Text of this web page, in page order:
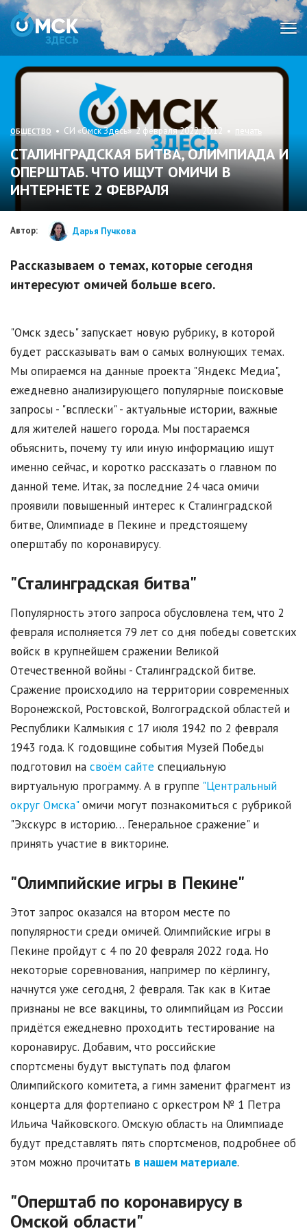
ОБЩЕСТВО • СИ «Омск Здесь» 2 февраля 2022, 20:12 • печать
СТАЛИНГРАДСКАЯ БИТВА, ОЛИМПИАДА И
ОПЕРШТАБ. ЧТО ИЩУТ ОМИЧИ В
ИНТЕРНЕТЕ 2 ФЕВРАЛЯ
Автор: Дарья Пучкова
Рассказываем о темах, которые сегодня
интересуют омичей больше всего.
"Омск здесь" запускает новую рубрику, в которой
будет рассказывать вам о самых волнующих темах.
Мы опираемся на данные проекта "Яндекс Медиа",
ежедневно анализирующего популярные поисковые
запросы - "всплески" - актуальные истории, важные
для жителей нашего города. Мы постараемся
объяснить, почему ту или иную информацию ищут
именно сейчас, и коротко рассказать о главном по
данной теме. Итак, за последние 24 часа омичи
проявили повышенный интерес к Сталинградской
битве, Олимпиаде в Пекине и предстоящему
оперштабу по коронавирусу.
"Сталинградская битва"
Популярность этого запроса обусловлена тем, что 2
февраля исполняется 79 лет со дня победы советских
войск в крупнейшем сражении Великой
Отечественной войны - Сталинградской битве.
Сражение происходило на территории современных
Воронежской, Ростовской, Волгоградской областей и
Республики Калмыкия с 17 июля 1942 по 2 февраля
1943 года. К годовщине события Музей Победы
подготовил на своём сайте специальную
виртуальную программу. А в группе "Центральный
округ Омска"омичи могут познакомиться с рубрикой
"Экскурс в историю… Генеральное сражение" и
принять участие в викторине.
"Олимпийские игры в Пекине"
Этот запрос оказался на втором месте по
популярности среди омичей. Олимпийские игры в
Пекине пройдут с 4 по 20 февраля 2022 года. Но
некоторые соревнования, например по кёрлингу,
начнутся уже сегодня, 2 февраля. Так как в Китае
признаны не все вакцины, то олимпийцам из России
придётся ежедневно проходить тестирование на
коронавирус. Добавим, что российские
спортсмены будут выступать под флагом
Олимпийского комитета, а гимн заменит фрагмент из
концерта для фортепиано с оркестром № 1 Петра
Ильича Чайковского. Омскую область на Олимпиаде
будут представлять пять спортсменов, подробнее об
этом можно прочитать в нашем материале.
"Оперштаб по коронавирусу в
Омской области"